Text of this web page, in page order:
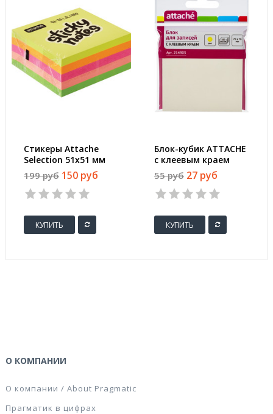
Стикеры Attache
Selection 51х51 мм
неоновые 5 цветов
(1 блок, 250 листов)
199 руб 150 руб
КУПИТЬ
Блок-кубик ATTACHE
с клеевым краем
76х76 мм желтый 100
листов
55 руб 27 руб
КУПИТЬ
О КОМПАНИИ
О компании / About Pragmatic
Прагматик в цифрах